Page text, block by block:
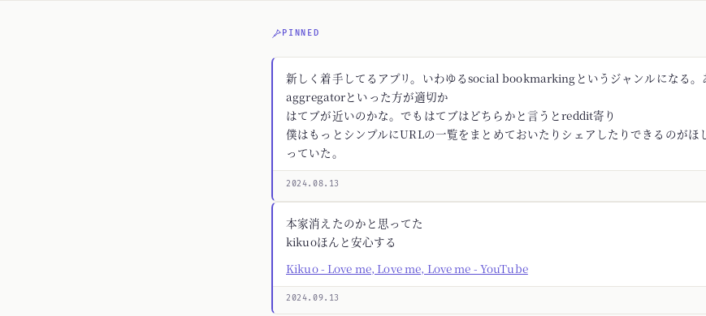
PINNED
新しく着手してるアプリ。いわゆるsocial bookmarkingというジャンルになる
aggregatorといった方が適切か
はてブが近いのかな。でもはてブはどちらかと言うとreddit寄り
僕はもっとシンプルにURLの一覧をまとめておいたりシェアしたりできるのがほ
っていた。
2024.08.13
本家消えたのかと思ってた
kikuoほんと安心する
Kikuo - Love me, Love me, Love me - YouTube
2024.09.13